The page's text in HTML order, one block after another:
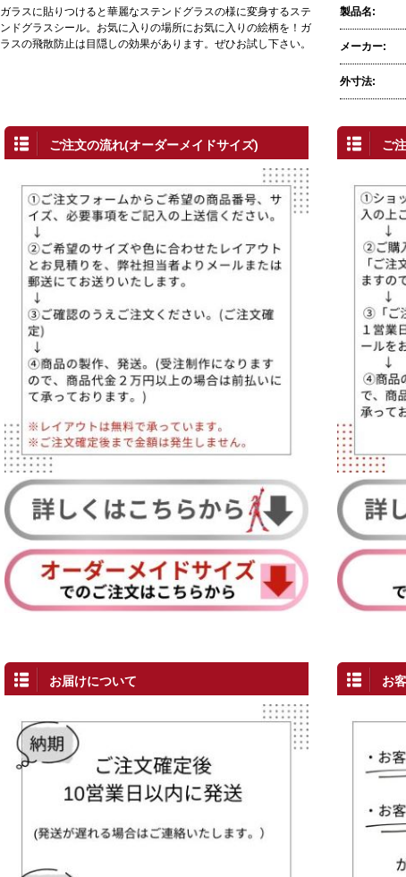
ガラスに貼りつけると華麗なステンドグラスの様に変身するステ
ンドグラスシール。お気に入りの場所にお気に入りの絵柄を！ガ
ラスの飛散防止は目隠しの効果があります。ぜひお試し下さい。
製品名:
メーカー:
外寸法:
ご注文の流れ(オーダーメイドサイズ)
お届けについて
ご
お